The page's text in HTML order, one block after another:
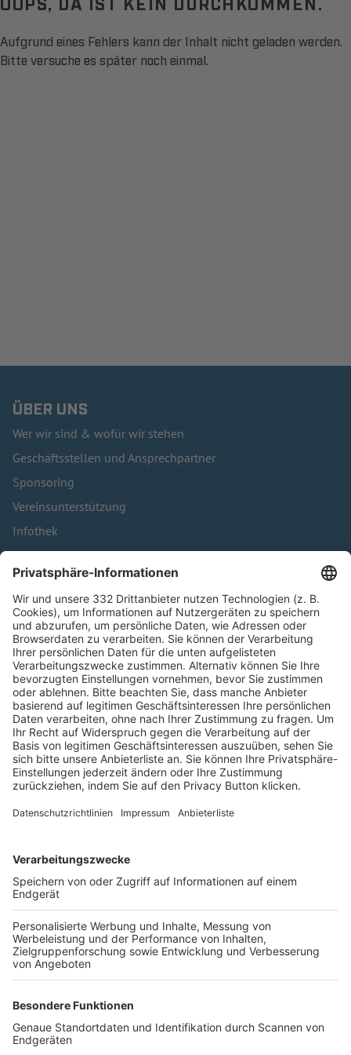
Aufgrund eines Fehlers kann der Inhalt nicht geladen werden.
Bitte versuche es später noch einmal.
ÜBER UNS
Wer wir sind & wofür wir stehen
Geschäftsstellen und Ansprechpartner
Sponsoring
Vereinsunterstützung
Infothek
Kontakt
HÄUFIG BESUCHTE SEITEN
Pässe und Vereinswechsel
Trainerausbildung
Schulungsangebot Vereinsmitarbeiter
BFV-Geschäftsstellen
Trainerbörse
Login SpielPlus
FOLGE DEM BFV
TOP-VEREINE
TOP-PARTNER